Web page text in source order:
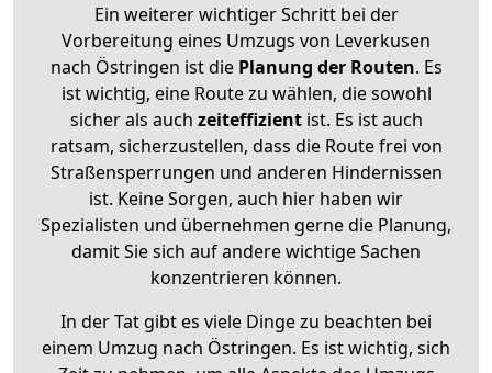
Ein weiterer wichtiger Schritt bei der
Vorbereitung eines Umzugs von Leverkusen
nach Östringen ist diePlanung der Routen. Es
ist wichtig, eine Route zu wählen, die sowohl
sicher als auch zeiteffizientist. Es ist auch
ratsam, sicherzustellen, dass die Route frei von
Straßensperrungen und anderen Hindernissen
ist. Keine Sorgen, auch hier haben wir
Spezialisten und übernehmen gerne die Planung,
damit Sie sich auf andere wichtige Sachen
konzentrieren können.
In der Tat gibt es viele Dinge zu beachten bei
einem Umzug nach Östringen. Es ist wichtig, sich